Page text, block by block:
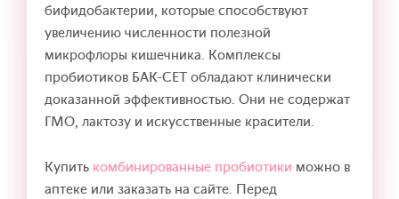
бифидобактерии, которые способствуют
увеличению численности полезной
микрофлоры кишечника. Комплексы
пробиотиков БАК-СЕТ обладают клинически
доказанной эффективностью. Они не содержат
ГМО, лактозу и искусственные красители.
Купить комбинированные пробиотики можно в
аптеке или заказать на сайте. Перед